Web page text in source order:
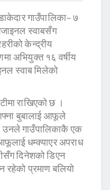
गाउँपालिका– ७
स्वाबसँग
केन्द्रीय
अभियुक्त १६ वर्षीय
स्वाब मिलेको
राखिएको छ ।
बुबालाई आफूले
उनले गाउँपालिकाकै एक
धम्क्याएर अपराध
दिनेशको डिएन
रहेको प्रमाण बलियो